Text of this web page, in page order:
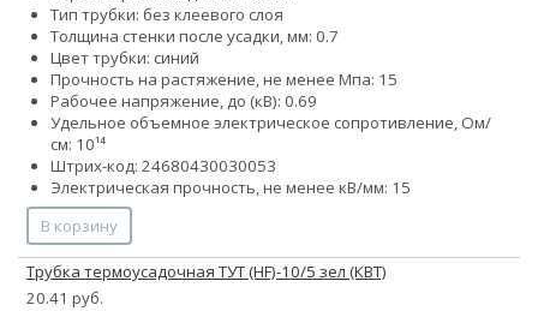
Тип трубки: без клеевого слоя
Толщина стенки после усадки, мм: 0.7
Цвет трубки: синий
Прочность на растяжение, не менее Мпа: 15
Рабочее напряжение, до (кВ): 0.69
Удельное объемное электрическое сопротивление, Ом/
см: 10¹⁴
Штрих-код: 24680430030053
Электрическая прочность, не менее кВ/мм: 15
В корзину
Трубка термоусадочная ТУТ (HF)-10/5 зел (КВТ)
20.41 руб.